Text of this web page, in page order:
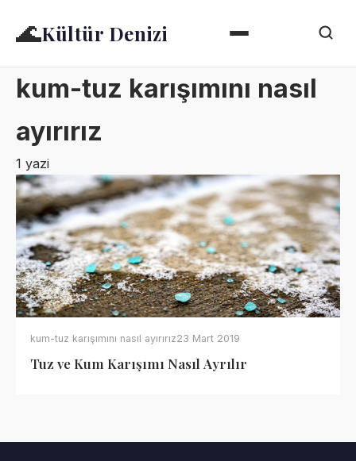
🌊Kültür Denizi
kum-tuz karışımını nasıl
ayırırız
1 yazi
kum-tuz karışımını nasıl ayırırız23 Mart 2019
Tuz ve Kum Karışımı Nasıl Ayrılır